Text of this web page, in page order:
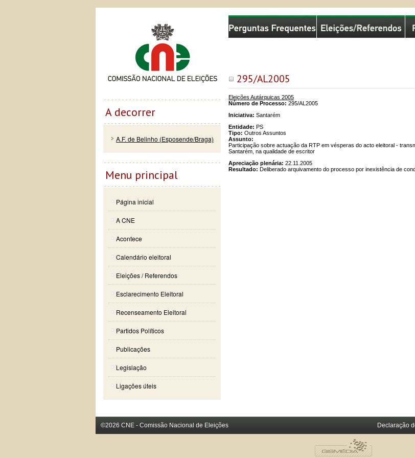
295/AL2005
Eleições Autárquicas 2005
Número de Processo: 295/AL2005
Iniciativa: Santarém
Entidade: PS
Tipo: Outros Assuntos
Assunto:
Participação sobre actuação da RTP em vésperas do acto eleitoral -
Santarém, na qualidade de escritor
Apreciação plenária: 22.11.2005
Resultado: Deliberado arquivamento do processo por inexistência de
Comissão Nacional de Eleições
A decorrer
A.F. de Belinho (Esposende/Braga)
Menu principal
Página inicial
A CNE
Acontece
Calendário eleitoral
Eleições / Referendos
Esclarecimento Eleitoral
Recenseamento Eleitoral
Partidos Políticos
Publicações
Legislação
Ligações úteis
©2026 CNE - Comissão Nacional de Eleições Declaração